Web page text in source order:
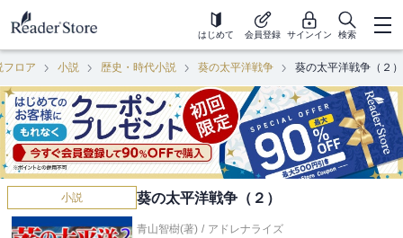
はじめて 会員登録 サインイン 検索
フロア 小説 歴史・時代小説 葵の太平洋戦争 葵の太平洋戦争（２）
小説 葵の太平洋戦争（２）
青山智樹(著) / アドレナライズ